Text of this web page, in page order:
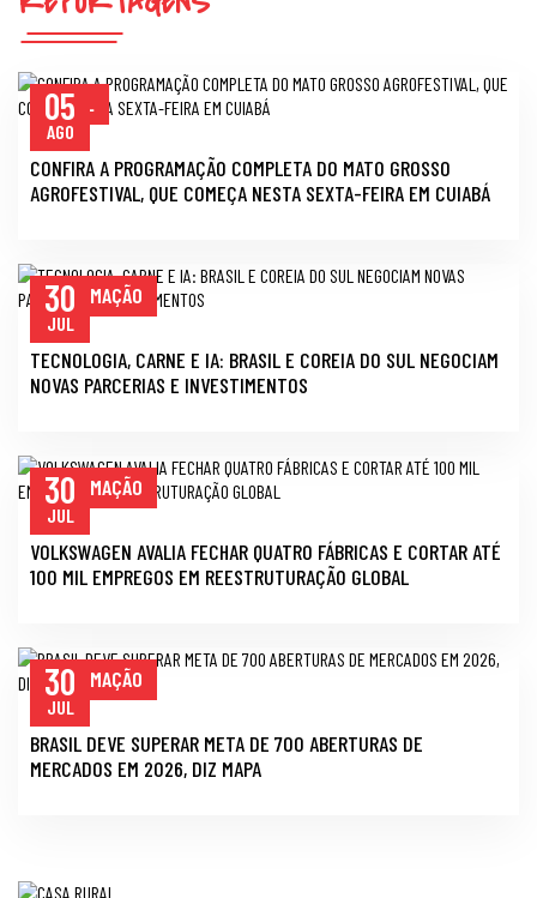
GERAL
05
AGO
CONFIRA A PROGRAMAÇÃO COMPLETA DO MATO GROSSO
AGROFESTIVAL, QUE COMEÇA NESTA SEXTA-FEIRA EM CUIABÁ
INFORMAÇÃO
30
JUL
TECNOLOGIA, CARNE E IA: BRASIL E COREIA DO SUL NEGOCIAM
NOVAS PARCERIAS E INVESTIMENTOS
INFORMAÇÃO
30
JUL
VOLKSWAGEN AVALIA FECHAR QUATRO FÁBRICAS E CORTAR ATÉ
100 MIL EMPREGOS EM REESTRUTURAÇÃO GLOBAL
INFORMAÇÃO
30
JUL
BRASIL DEVE SUPERAR META DE 700 ABERTURAS DE
MERCADOS EM 2026, DIZ MAPA